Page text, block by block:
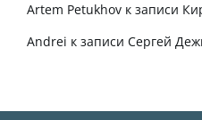
Artem Petukhov к записи
Andrei к записи Сергей